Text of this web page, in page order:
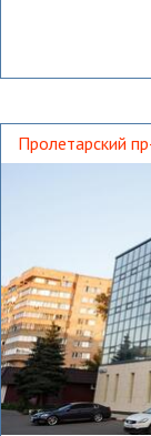
Пролетарский